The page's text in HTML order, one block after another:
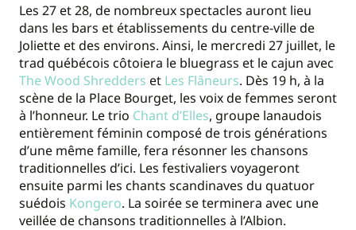
Les 27 et 28, de nombreux spectacles auront lieu
dans les bars et établissements du centre-ville de
Joliette et des environs. Ainsi, le mercredi 27 juillet, le
trad québécois côtoiera le bluegrass et le cajun avec
The Wood Shredders et Les Flâneurs. Dès 19 h, à la
scène de la Place Bourget, les voix de femmes seront
à l’honneur. Le trio Chant d’Elles, groupe lanaudois
entièrement féminin composé de trois générations
d’une même famille, fera résonner les chansons
traditionnelles d’ici. Les festivaliers voyageront
ensuite parmi les chants scandinaves du quatuor
suédois Kongero. La soirée se terminera avec une
veillée de chansons traditionnelles à l’Albion.